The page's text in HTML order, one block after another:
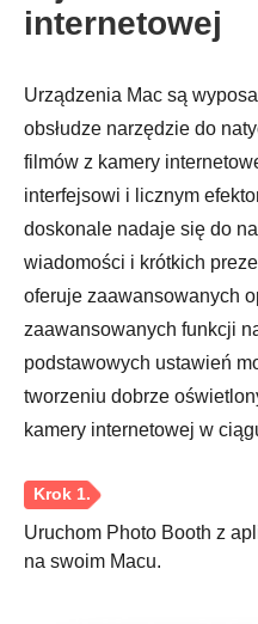
Krok 3.
internetowej
Urządzenia Mac są
obsłudze narzędzie do
filmów z kamery
interfejsowi i licznym
doskonale nadaje się do
wiadomości i krótkich
oferuje zaawansowanych
zaawansowanych funkcji
podstawowych ustawień
tworzeniu dobrze
kamery internetowej w
Uruchom Photo Booth z
na swoim Macu.